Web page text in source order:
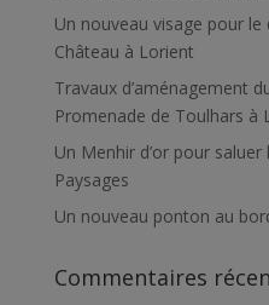
Un nouveau visage pour
Château à Lorient
Travaux d’aménagement
Promenade de Toulhars à
Un Menhir d’or pour saluer
Paysages
Un nouveau ponton au
Commentaires